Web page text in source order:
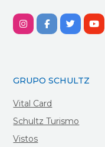
GRUPO SCHULTZ
Vital Card
Schultz Turismo
Vistos